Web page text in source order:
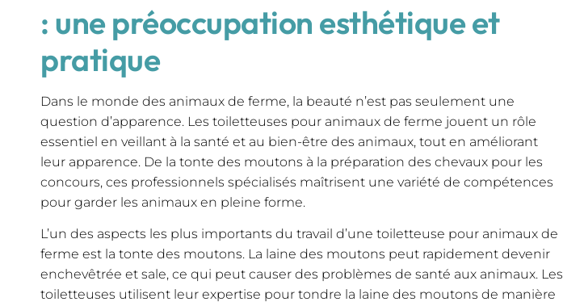
: une préoccupation esthétique et
pratique
Dans le monde des animaux de ferme, la beauté n’est pas seulement une
question d’apparence. Les toiletteuses pour animaux de ferme jouent un rôle
essentiel en veillant à la santé et au bien-être des animaux, tout en améliorant
leur apparence. De la tonte des moutons à la préparation des chevaux pour les
concours, ces professionnels spécialisés maîtrisent une variété de compétences
pour garder les animaux en pleine forme.
L’un des aspects les plus importants du travail d’une toiletteuse pour animaux de
ferme est la tonte des moutons. La laine des moutons peut rapidement devenir
enchevêtrée et sale, ce qui peut causer des problèmes de santé aux animaux. Les
toiletteuses utilisent leur expertise pour tondre la laine des moutons de manière